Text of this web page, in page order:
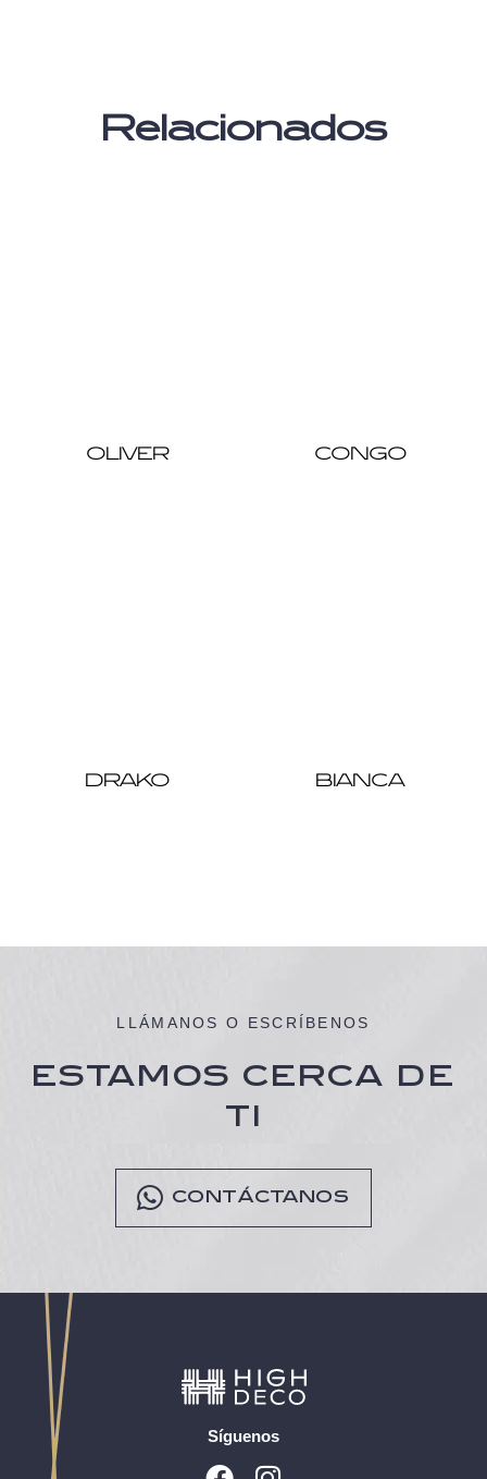
Relacionados
OLIVER CONGO
DRAKO BIANCA
LLÁMANOS O ESCRÍBENOS
ESTAMOS CERCA DE
TI
CONTÁCTANOS
Síguenos